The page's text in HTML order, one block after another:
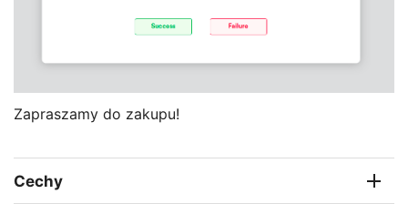
Zapraszamy do zakupu!
Cechy